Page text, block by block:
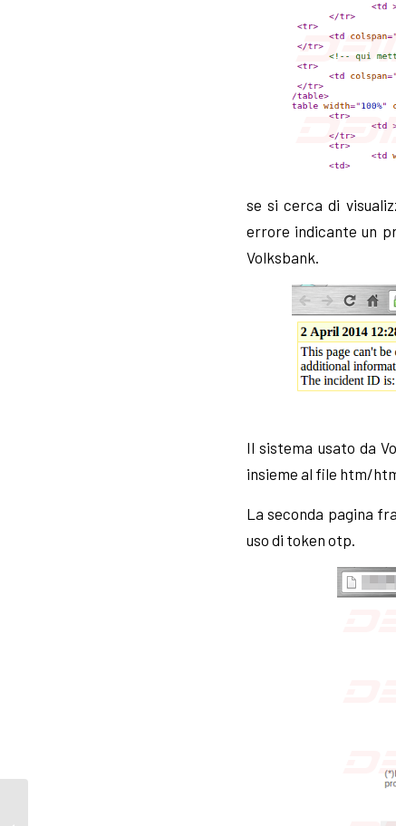
se si cerca di
errore indicante un
Volksbank.
Il sistema usato da
insieme al file htm/
La seconda pagina
uso di token otp.